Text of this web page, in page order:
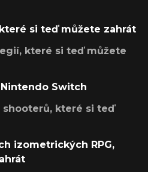
si teď můžete zahrát
které si teď můžete
Switch
které si teď
izometrických RPG,